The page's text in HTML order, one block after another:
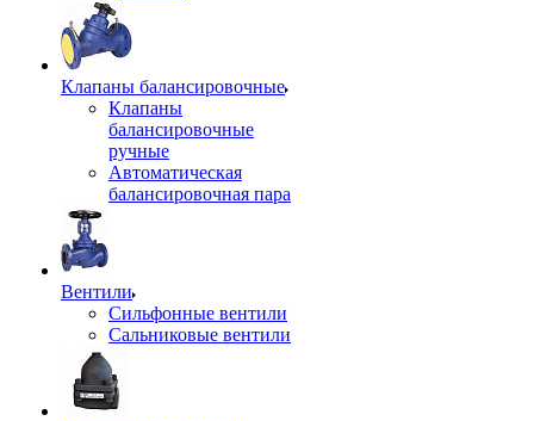
Клапаны балансировочные
Клапаны
балансировочные
ручные
Автоматическая
балансировочная пара
Вентили
Сильфонные вентили
Сальниковые вентили